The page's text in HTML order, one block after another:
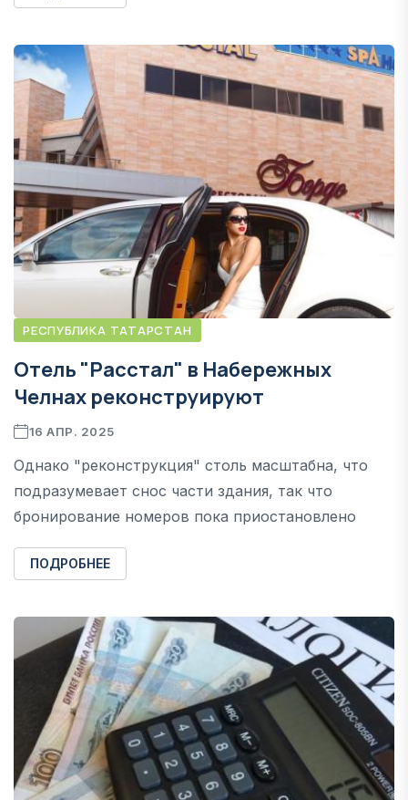
РЕСПУБЛИКА ТАТАРСТАН
Отель "Расстал" в Набережных
Челнах реконструируют
16 АПР. 2025
Однако "реконструкция" столь масштабна, что
подразумевает снос части здания, так что
бронирование номеров пока приостановлено
ПОДРОБНЕЕ